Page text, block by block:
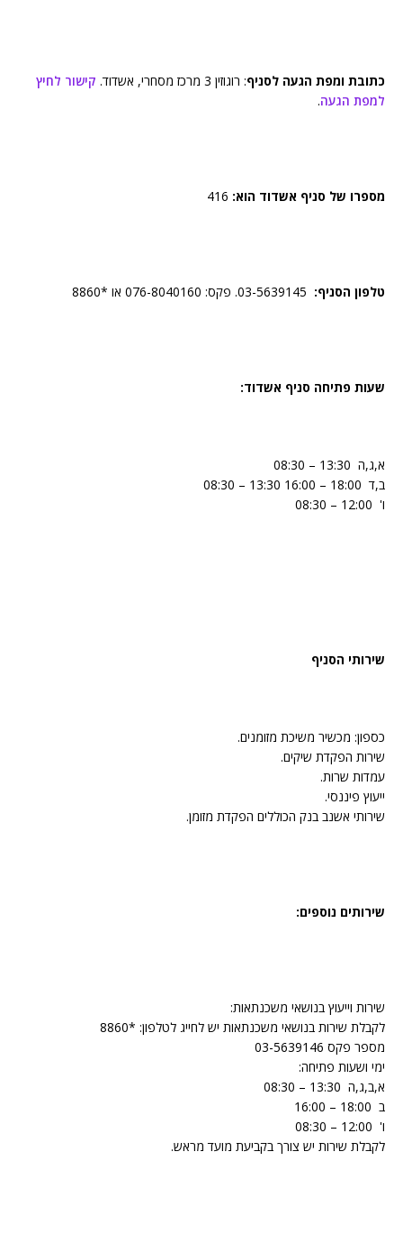
כתובת ומפת הגעה לסניף: ‏רוגוזין ‏3‏ מרכז מסחרי, אשדוד.
קישור לחיץ
למפת הגעה.
מספרו של סניף ‏אשדוד הוא:
טלפון הסניף:
שעות פתיחה סניף ‏אשדוד:
‏א,ג,ה ‏ ‏13:30‏ – ‏08:30 ‏
‏ב,ד ‏ ‏18:00‏ – ‏16:00‏ ‏13:30‏ – ‏08:30 ‏
‏ו' ‏ ‏12:00‏ – ‏08:30 ‏
שירותי הסניף
כספון: מכשיר משיכת מזומנים.
שירות הפקדת שיקים.
עמדות שרות.
ייעוץ פיננסי.
שירותי אשנב בנק הכוללים הפקדת מזומן.
שירותים נוספים:
שירות וייעוץ בנושאי משכנתאות:
לקבלת שירות בנושאי משכנתאות יש לחייג לטלפון: *8860
מספר פקס 03-5639146
ימי ושעות פתיחה:
‏א,ב,ג,ה ‏ ‏13:30‏ – ‏08:30 ‏
‏ב ‏ ‏18:00‏ – ‏16:00‏ ‏
‏ו' ‏ ‏12:00‏ – ‏08:30 ‏
לקבלת שירות יש צורך בקביעת מועד מראש.